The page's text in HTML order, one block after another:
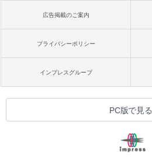
広告掲載のご案内
プライバシーポリシー
インプレスグループ
PC版で見る